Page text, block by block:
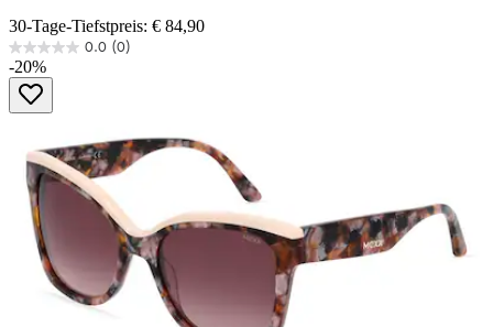
30-Tage-Tiefstpreis: € 84,90
0.0 (0)
0.0
von
Sternen.
-20%